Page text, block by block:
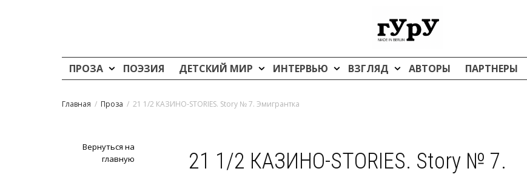
ПРОЗА ПОЭЗИЯ ДЕТСКИЙ МИР ИНТЕРВЬЮ ВЗГЛЯД АВТОРЫ ПАРТНЕРЫ
Главная Проза 21 1/2 КАЗИНО-STORIES. Story № 7. Эмигрантка
Вернуться на
главную
21 1/2 КАЗИНО-STORIES. Story № 7.